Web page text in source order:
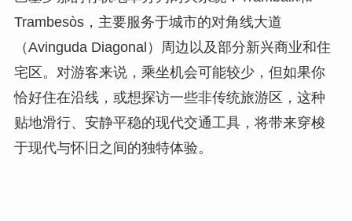
Trambesòs，主要服务于城市的对角线大道
（Avinguda Diagonal）周边以及部分新兴商业和住
宅区。对游客来说，乘坐机会可能较少，但如果你
恰好住在沿线，或想探访一些非传统旅游区，这种
贴地滑行、安静平稳的现代交通工具，将带来穿梭
于现代与怀旧之间的独特体验。